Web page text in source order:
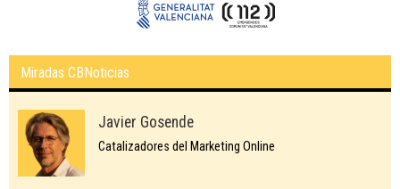
Miradas CBNoticias
Javier Gosende
Catalizadores del Marketing Online